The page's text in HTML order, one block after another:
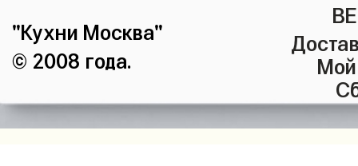
"Кухни Москва"
© 2008 года.